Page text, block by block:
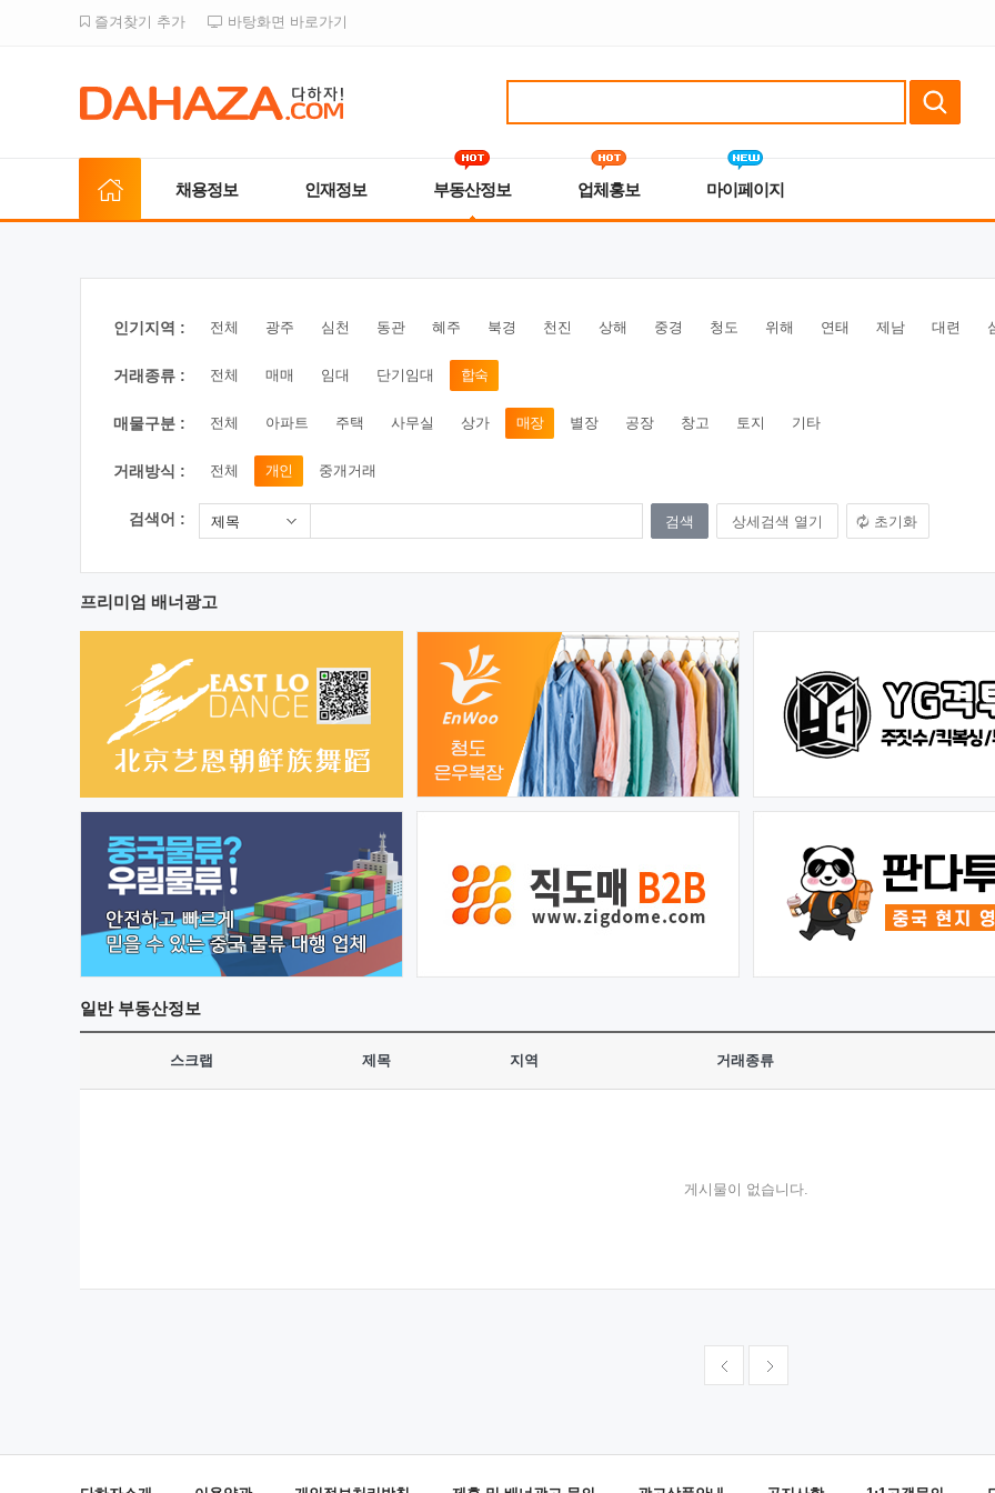
즐겨찾기 추가 바탕화면 바로가기
채용정보 인재정보 부동산정보 업체홍보 마이페이지
인기지역 : 전체 광주 심천 동관 혜주 북경 천진 상해 중경 청도 위해 연태 제남 대련
거래종류 : 전체 매매 임대 단기임대 합숙
매물구분 : 전체 아파트 주택 사무실 상가 매장 별장 공장 창고 토지 기타
거래방식 : 전체 개인 중개거래
검색어 : 제목 상세검색 열기 초기화
프리미엄 배너광고
일반부동산정보
스크랩 제목 지역 거래종류
게시물이 없습니다.